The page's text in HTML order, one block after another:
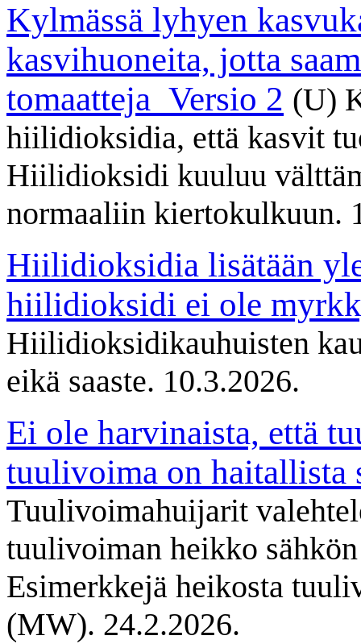
Kylmässä lyhyen
kasvihuoneita, jotta
tomaatteja_Versio 2 (U)
hiilidioksidia, että kasvit
Hiilidioksidi kuuluu
normaaliin kiertokulkuun.
Hiilidioksidia lisätään
hiilidioksidi ei ole
Hiilidioksidikauhuisten
eikä saaste. 10.3.2026.
Ei ole harvinaista, että
tuulivoima on haitallista
Tuulivoimahuijarit
tuulivoiman heikko
Esimerkkejä heikosta
(MW). 24.2.2026.